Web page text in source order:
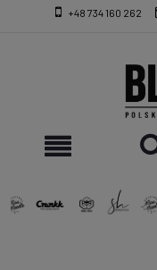
+48 734 160 262